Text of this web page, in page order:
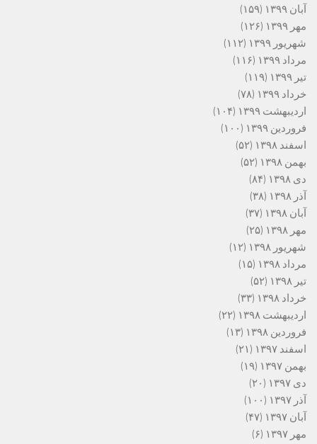
آبان ۱۳۹۹
(۱۵۹)
مهر ۱۳۹۹
(۱۲۶)
شهریور ۱۳۹۹
(۱۱۲)
مرداد ۱۳۹۹
(۱۱۶)
تیر ۱۳۹۹
(۱۱۹)
خرداد ۱۳۹۹
(۷۸)
اردیبهشت ۱۳۹۹
(۱۰۴)
فروردین ۱۳۹۹
(۱۰۰)
اسفند ۱۳۹۸
(۵۲)
بهمن ۱۳۹۸
(۵۲)
دی ۱۳۹۸
(۸۴)
آذر ۱۳۹۸
(۳۸)
آبان ۱۳۹۸
(۳۷)
مهر ۱۳۹۸
(۲۵)
شهریور ۱۳۹۸
(۱۲)
مرداد ۱۳۹۸
(۱۵)
تیر ۱۳۹۸
(۵۲)
خرداد ۱۳۹۸
(۳۳)
اردیبهشت ۱۳۹۸
(۲۲)
فروردین ۱۳۹۸
(۱۳)
اسفند ۱۳۹۷
(۲۱)
بهمن ۱۳۹۷
(۱۹)
دی ۱۳۹۷
(۲۰)
آذر ۱۳۹۷
(۱۰۰)
آبان ۱۳۹۷
(۴۷)
مهر ۱۳۹۷
(۶)